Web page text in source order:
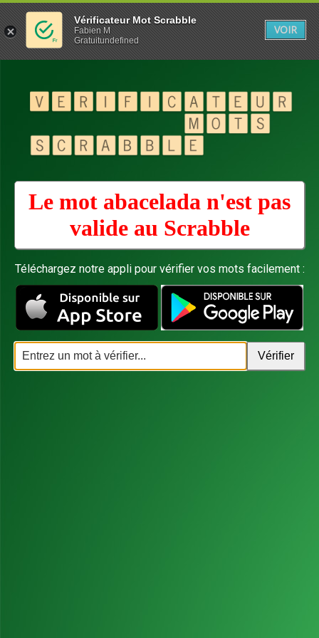
Le mot abacelada n'est pas
valide au Scrabble
Téléchargez notre appli pour vérifier vos mots facilement :
Vérificateur Mot Scrabble
Fabien M
Gratuitundefined
VOIR